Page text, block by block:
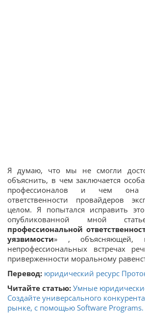
Я думаю, что мы не смогли
объяснить, в чем заключается
профессионалов и чем она
ответственности провайдеров
целом. Я попытался исправить
опубликованной мной
профессиональной
уязвимости» , объясняющей,
непрофессиональных встречах
приверженности моральному
Перевод: юридический ресурс
Читайте статью: Умные
Создайте универсального
рынке, с помощью Software Programs.